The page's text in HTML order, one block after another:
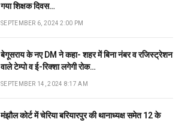
गया शिक्षक दिवस…
SEPTEMBER 6, 2024 2:00 PM
बेगूसराय के नए DM ने कहा- शहर में बिना नंबर व रजिस्ट्रेशन
वाले टेम्पो व ई-रिक्शा लगेगी रोक…
SEPTEMBER 14, 2024 8:17 AM
मंझौल कोर्ट में चेरिया बरियारपुर की थानाध्यक्ष समेत 12 के